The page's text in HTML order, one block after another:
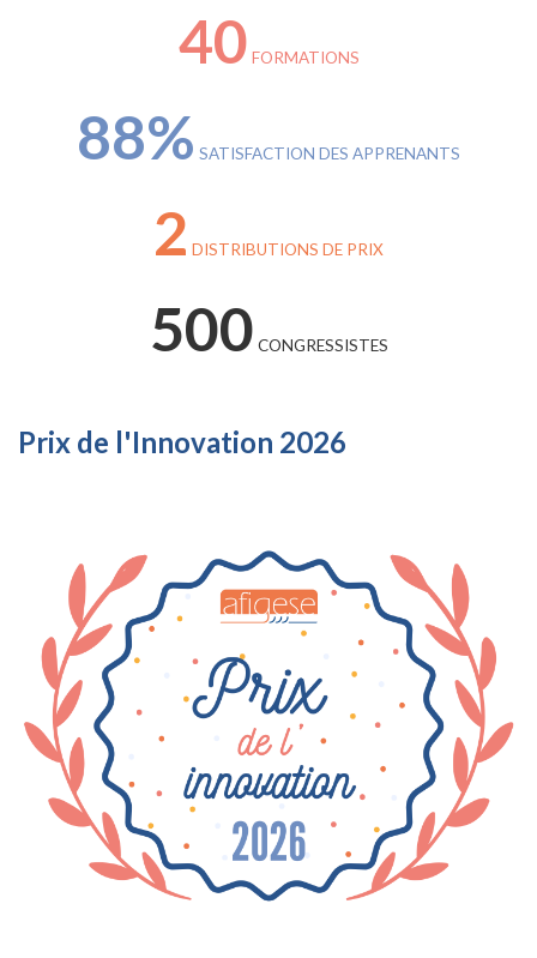
40 FORMATIONS
88% SATISFACTION DES APPRENANTS
2 DISTRIBUTIONS DE PRIX
500 CONGRESSISTES
Prix de l'Innovation 2026